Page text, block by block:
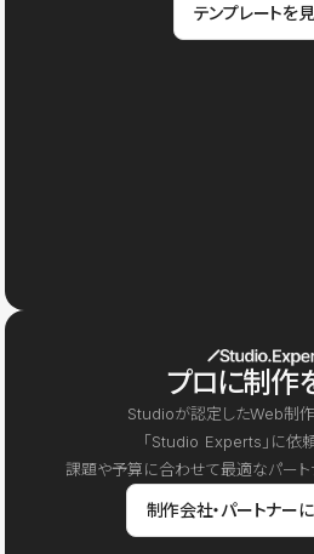
テンプレートを
プロに制作
Studioが認定したWeb制
「Studio Experts」に依
課題や予算に合わせて最適なパート
制作会社・パートナー